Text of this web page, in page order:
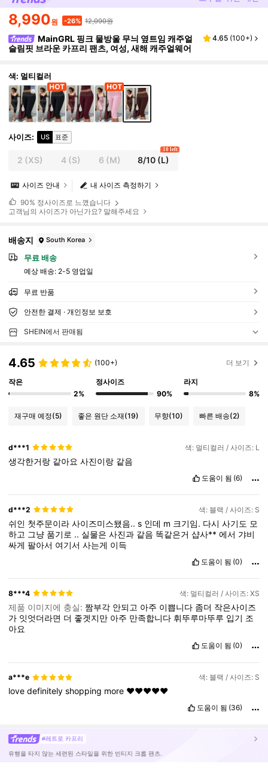
8,990원 -26% 12,090원
MainGRL 핑크 물방울 무늬 옆트임 캐주얼
슬림핏 브라운 카프리 팬츠, 여성, 새해 캐주얼웨어
4.65 (100+)
색: 멀티컬러
사이즈: US 표준
2 (XS) 4(S) 6 (M) 8/10 (L)
10 left
내 사이즈 측정하기
사이즈 안내
90% 정사이즈로 느꼈습니다
고객님의 사이즈가 아닌가요? 말해주세요
배송지 South Korea
무료 배송
예상 배송: 2-5 영업일
무료 반품
안전한 결제 · 개인정보 보호
SHEIN에서 판매됨
4.65 (100+) 더 보기
작은
2%
정사이즈
90%
라지
8%
재구매 예정(5) 좋은 원단 소재(19) 무향(10) 빠른 배송(2)
d***1 색: 멀티컬러 / 사이즈: L
생각한거랑 같아요사진이랑 같음
도움이 됨 (6)
d***2 색: 블랙 / 사이즈: S
쉬인 첫주문이라사이즈미스됐음..s 인데 m 크기임. 다시사기도 모
하고 그냥 품기로 .. 실물은사진과 같음 똑같은거샵사**에서 갸비
싸게팔아서 여기서사는게 이득
도움이 됨 (0)
8***4 색: 멀티컬러 / 사이즈: XS
제품 이미지에 충실: 짬부각 안되고 아주 이쁩니다 좀더 작은사이즈
가 잇엇더라면 더 좋겟지만 아주 만족합니다 휘뚜루마뚜루 입기 조
아요
도움이 됨 (0)
a***e 색: 블랙 / 사이즈: S
lovedefinitelyshopping more ❤️❤️❤️❤️❤️
도움이 됨 (36)
#레트로 카프리
유행을 타지 않는 세련된 스타일을 위한 빈티지 크롭 팬츠.